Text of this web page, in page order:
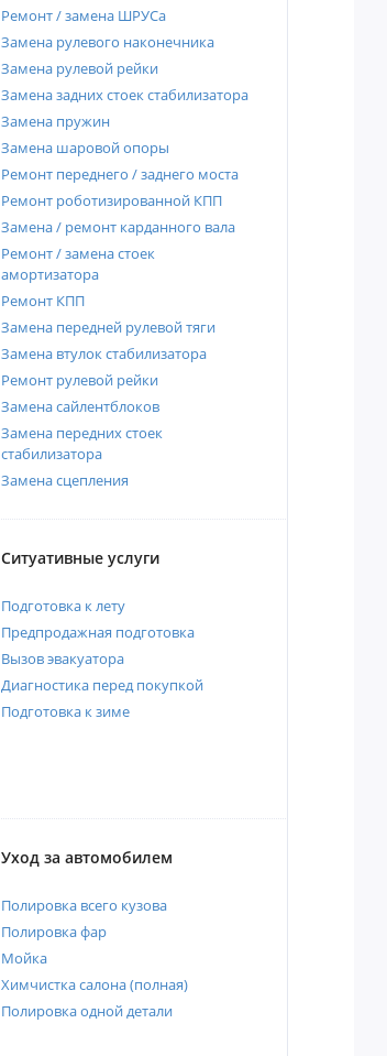
Ремонт / замена ШРУСа
Замена рулевого наконечника
Замена рулевой рейки
Замена задних стоек стабилизатора
Замена пружин
Замена шаровой опоры
Ремонт переднего / заднего моста
Ремонт роботизированной КПП
Замена / ремонт карданного вала
Ремонт / замена стоек
амортизатора
Ремонт КПП
Замена передней рулевой тяги
Замена втулок стабилизатора
Ремонт рулевой рейки
Замена сайлентблоков
Замена передних стоек
стабилизатора
Замена сцепления
Ситуативные услуги
Подготовка к лету
Предпродажная подготовка
Вызов эвакуатора
Диагностика перед покупкой
Подготовка к зиме
Уход за автомобилем
Полировка всего кузова
Полировка фар
Мойка
Химчистка салона (полная)
Полировка одной детали